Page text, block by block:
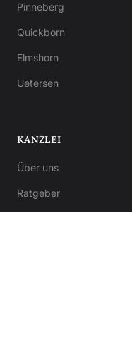
Pinneberg
Quickborn
Elmshorn
Uetersen
KANZLEI
Über uns
Ratgeber